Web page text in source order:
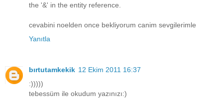
the '&' in the entity reference.
cevabini noelden once bekliyorum canim sevgilerimle
Yanıtla
bırtutamkekik 12 Ekim 2011 16:37
:)))))
tebessüm ile okudum yazınızı:)